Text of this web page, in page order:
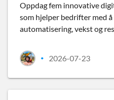
Oppdag fem innovative
som hjelper bedrifter med
automatisering, vekst og
• 2026-07-23